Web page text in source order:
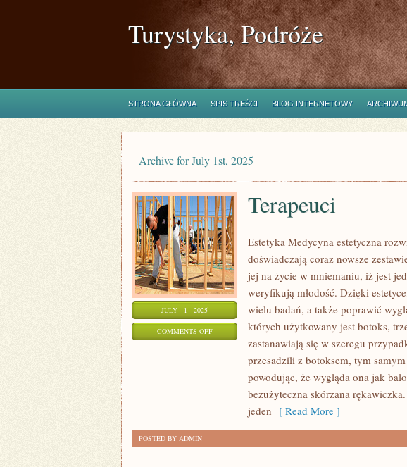
Turystyka, Podróże
STRONA GŁÓWNA SPIS TREŚCI BLOG INTERNETOWY
Archive for July 1st, 2025
JULY - 1 - 2025
COMMENTS OFFON
TERAPEUCI
Terapeuci
Estetyka Medycyna estetyczna
doświadczają coraz nowsze
jej na życie w mniemaniu, iż jest
weryfikują młodość. Dzięki
wielu badań, a także poprawić
których użytkowany jest botoks,
zastanawiają się w szeregu
przesadzili z botoksem, tym
powodując, że wygląda ona jak
bezużyteczna skórzana
jeden [ Read More ]
POSTED BY ADMIN